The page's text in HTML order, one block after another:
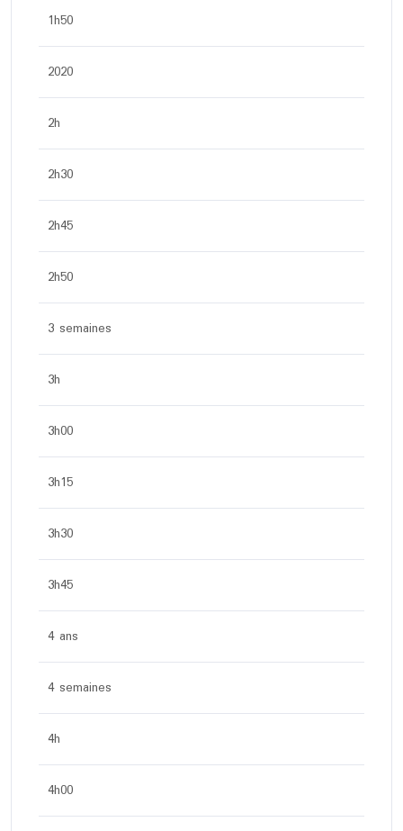
1h50
2020
2h
2h30
2h45
2h50
3 semaines
3h
3h00
3h15
3h30
3h45
4 ans
4 semaines
4h
4h00